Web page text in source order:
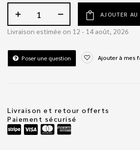
AJOUTER AU
Livraison estimée on 12 - 14 août, 2026
Poser une question Ajouter à mes
Livraison et retour offerts
Paiement sécurisé